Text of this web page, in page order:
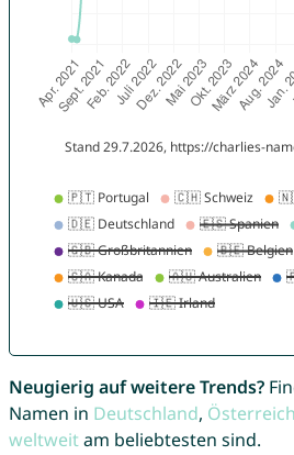
Neugierig auf weitere Trends?
Namen in Deutschland, Österreich
weltweitam beliebtesten sind.